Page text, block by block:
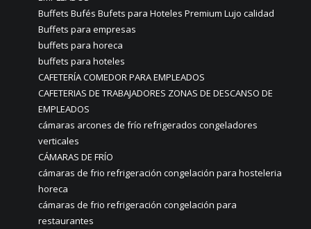
Buffets Bufés Bufets para Hoteles Premium Lujo calidad
Buffets para empresas
buffets para horeca
buffets para hoteles
CAFETERÍA COMEDOR PARA EMPLEADOS
CAFETERIAS DE TRABAJADORES ZONAS DE DESCANSO DE
EMPLEADOS
cámaras arcones de frío refrigerados congeladores
verticales
CÁMARAS DE FRÍO
cámaras de frio refrigeración congelación para hosteleria
horeca
cámaras de frio refrigeración congelación para
restaurantes